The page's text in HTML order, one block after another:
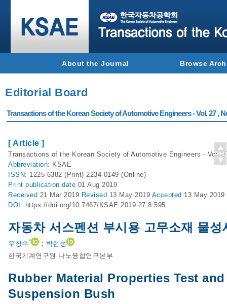
About the Journal Browse
Editorial Board
Transactions of the Korean Society of Automotive Engineers - Vol. 27 ,
[ Article ]
Transactions of the Korean Society of Automotive Engineers - Vol.
Abbreviation: KSAE
ISSN: 1225-6382 (Print) 2234-0149 (Online)
Print publication date 01 Aug 2019
Received 21 Mar 2019 Revised 13 May 2019 Accepted 13 May 2019
DOI: https://doi.org/10.7467/KSAE.2019.27.8.595
자동차 서스펜션 부시용 고무소재 물성
우창수* ; 박현성
한국기계연구원 나노융합연구본부
Rubber Material Properties Test
Suspension Bush